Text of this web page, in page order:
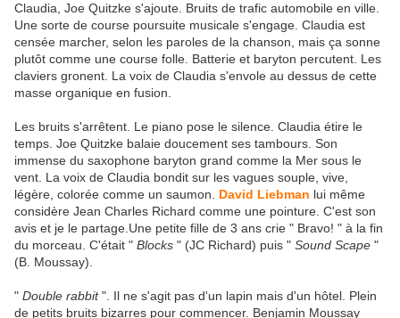
Claudia, Joe Quitzke s'ajoute. Bruits de trafic automobile en ville.
Une sorte de course poursuite musicale s'engage. Claudia est
censée marcher, selon les paroles de la chanson, mais ça sonne
plutôt comme une course folle. Batterie et baryton percutent. Les
claviers gronent. La voix de Claudia s'envole au dessus de cette
masse organique en fusion.
Les bruits s'arrêtent. Le piano pose le silence. Claudia étire le
temps. Joe Quitzke balaie doucement ses tambours. Son
immense du saxophone baryton grand comme la Mer sous le
vent. La voix de Claudia bondit sur les vagues souple, vive,
légère, colorée comme un saumon. David Liebman lui même
considère Jean Charles Richard comme une pointure. C'est son
avis et je le partage.Une petite fille de 3 ans crie " Bravo! " à la fin
du morceau. C'était " Blocks " (JC Richard) puis " Sound Scape "
(B. Moussay).
" Double rabbit". Il ne s'agit pas d'un lapin mais d'un hôtel. Plein
de petits bruits bizarres pour commencer. Benjamin Moussay